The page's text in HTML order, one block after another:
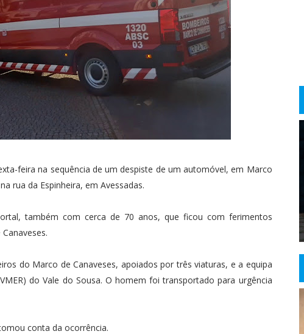
feira na sequência de um despiste de um automóvel, em Marco
rua da Espinheira, em Avessadas.
também com cerca de 70 anos, que ficou com ferimentos
do Marco de Canaveses, apoiados por três viaturas, e a equipa
do Vale do Sousa. O homem foi transportado para urgência
conta da ocorrência.